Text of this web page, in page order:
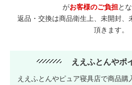
がお客様のご負担と
返品・交換は商品衛生上、未開封、
頂きます。
ええふとんやポ
ええふとんやピュア寝具店で商品購